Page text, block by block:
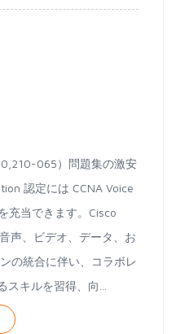
065）問題集の激安
認定には CCNA Voice
充当できます。Cisco
声、ビデオ、データ、お
の統合に伴い、コラボレ
キルを習得、向...